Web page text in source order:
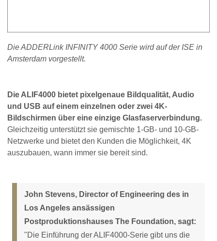
Die ADDERLink INFINITY 4000 Serie wird auf der ISE in
Amsterdam vorgestellt.
Die ALIF4000 bietet pixelgenaue Bildqualität, Audio
und USB auf einem einzelnen oder zwei 4K-
Bildschirmen über eine einzige Glasfaserverbindung.
Gleichzeitig unterstützt sie gemischte 1-GB- und 10-GB-
Netzwerke und bietet den Kunden die Möglichkeit, 4K
auszubauen, wann immer sie bereit sind.
John Stevens, Director of Engineering des in
Los Angeles ansässigen
Postproduktionshauses The Foundation, sagt:
"Die Einführung der ALIF4000-Serie gibt uns die